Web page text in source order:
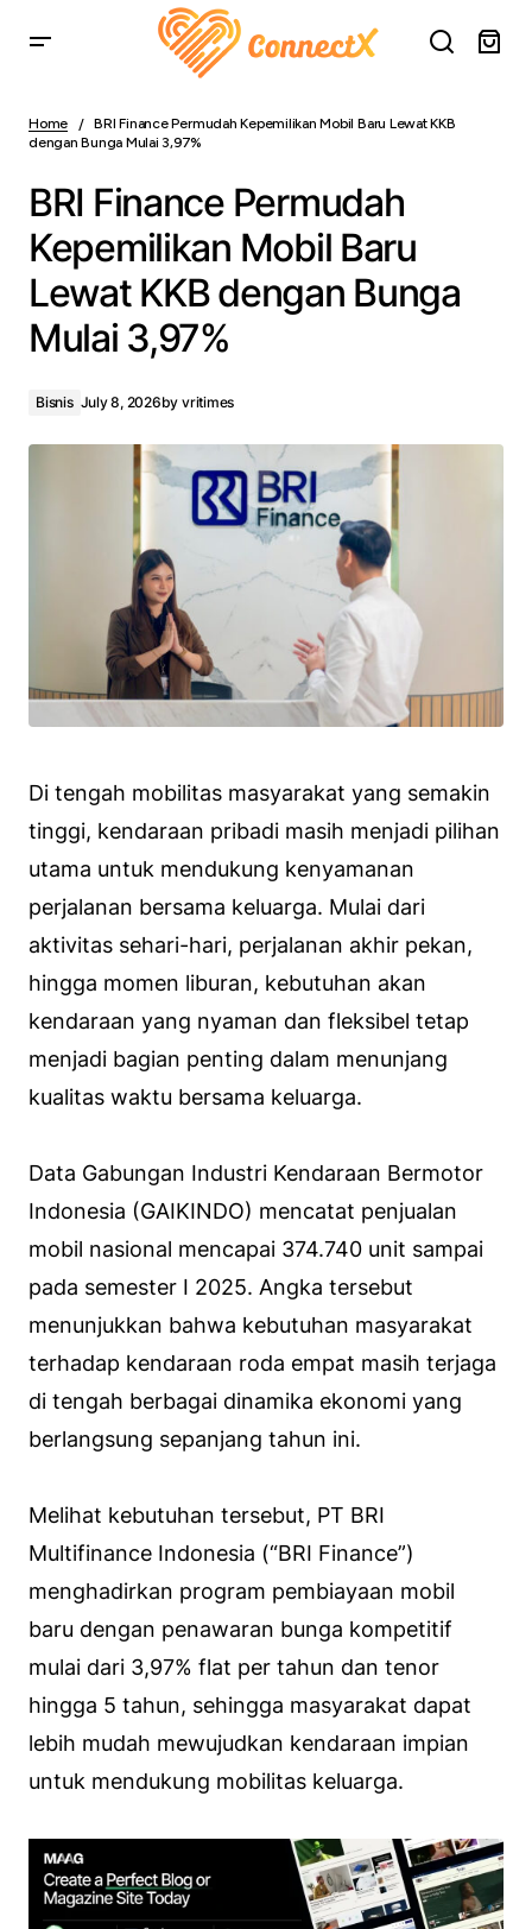
dengan Bunga Mulai 3,97%
Home
BRI Finance Permudah Kepemilikan Mobil Baru Lewat KKB
dengan Bunga Mulai 3,97%
BRI Finance Permudah
Kepemilikan Mobil Baru
Lewat KKB dengan Bunga
Mulai 3,97%
Bisnis July 8, 2026by vritimes
Di tengah mobilitas masyarakat yang semakin
tinggi, kendaraan pribadi masih menjadi pilihan
utama untuk mendukung kenyamanan
perjalanan bersama keluarga. Mulai dari
aktivitas sehari-hari, perjalanan akhir pekan,
hingga momen liburan, kebutuhan akan
kendaraan yang nyaman dan fleksibel tetap
menjadi bagian penting dalam menunjang
kualitas waktu bersama keluarga.
Data Gabungan Industri Kendaraan Bermotor
Indonesia (GAIKINDO) mencatat penjualan
mobil nasional mencapai 374.740 unit sampai
pada semester I 2025. Angka tersebut
menunjukkan bahwa kebutuhan masyarakat
terhadap kendaraan roda empat masih terjaga
di tengah berbagai dinamika ekonomi yang
berlangsung sepanjang tahun ini.
Melihat kebutuhan tersebut, PT BRI
Multifinance Indonesia (“BRI Finance”)
menghadirkan program pembiayaan mobil
baru dengan penawaran bunga kompetitif
mulai dari 3,97% flat per tahun dan tenor
hingga 5 tahun, sehingga masyarakat dapat
lebih mudah mewujudkan kendaraan impian
untuk mendukung mobilitas keluarga.